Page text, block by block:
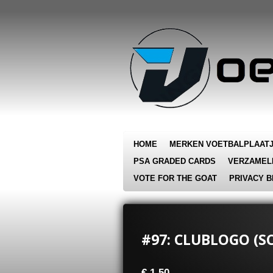
HOME MERKEN
PSA GRADED CARDS
VOTE FOR THE GOAT
PRIVACY
#97: CLUBLOGO